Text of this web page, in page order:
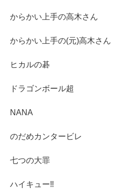
からかい上手の高木さん
からかい上手の(元)高木さん
ヒカルの碁
ドラゴンボール超
NANA
のだめカンタービレ
七つの大罪
ハイキュー‼︎